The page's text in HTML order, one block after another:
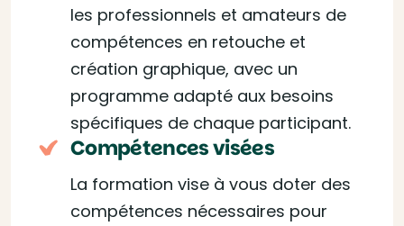
les professionnels et amateurs de
compétences en retouche et
création graphique, avec un
programme adapté aux besoins
spécifiques de chaque participant.
Compétences visées
La formation vise à vous doter des
compétences nécessaires pour